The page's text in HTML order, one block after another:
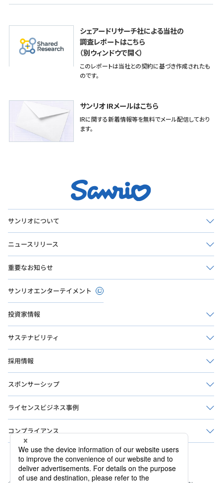
公式ソーシャルメディア
サンリオについて
ニュースリリース
重要なお知らせ
サンリオエンターテイメント
投資家情報
サステナビリティ
採用情報
スポンサーシップ
ライセンスビジネス事例
コンプライアンス